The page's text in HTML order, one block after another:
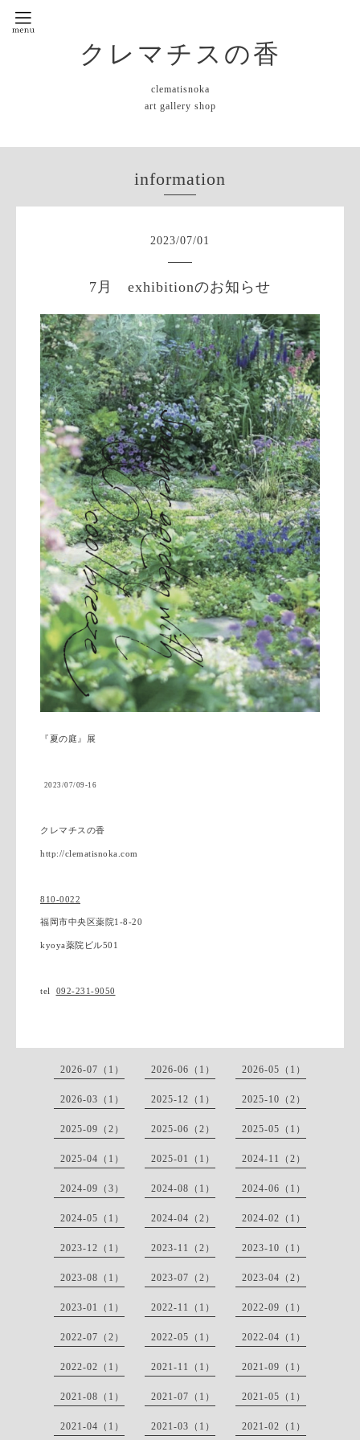
クレマチスの香
clematisnoka
art gallery shop
information
2023/07/01
7月 exhibitionのお知らせ
『夏の庭』展
2023/07/09-16
クレマチスの香
http://clematisnoka.com
810-0022
福岡市中央区薬院1-8-20
kyoya薬院ビル501
tel 092-231-9050
2026-07（1） 2026-06（1） 2026-05（1）
2026-03（1） 2025-12（1） 2025-10（2）
2025-09（2） 2025-06（2） 2025-05（1）
2025-04（1） 2025-01（1） 2024-11（2）
2024-09（3） 2024-08（1） 2024-06（1）
2024-05（1） 2024-04（2） 2024-02（1）
2023-12（1） 2023-11（2） 2023-10（1）
2023-08（1） 2023-07（2） 2023-04（2）
2023-01（1） 2022-11（1） 2022-09（1）
2022-07（2） 2022-05（1） 2022-04（1）
2022-02（1） 2021-11（1） 2021-09（1）
2021-08（1） 2021-07（1） 2021-05（1）
2021-04（1） 2021-03（1） 2021-02（1）